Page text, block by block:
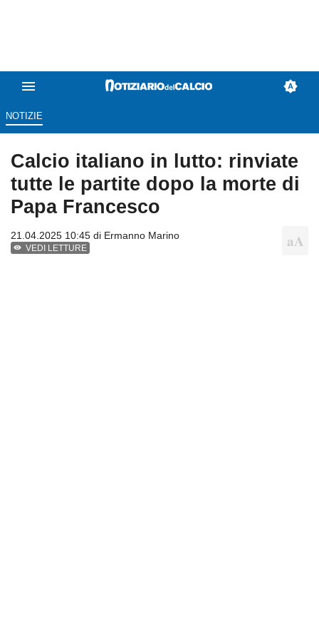
NOTIZIE
Calcio italiano in lutto: rinviate
tutte le partite dopo la morte di
Papa Francesco
21.04.2025 10:45 di Ermanno Marino
VEDI LETTURE